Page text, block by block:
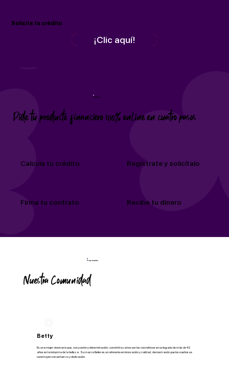
Solicita tu crédito
¡Clic aquí!
Solicita tu crédito
¡Clic aquí!
Calcula tu crédito Regístrate y solicítalo
Firma tu contrato Recibe tu dinero
Créditos
Pide tu producto financiero 100% online en cuatro pasos
Empresarias
Nuestra Comunidad
Betty
Es una mujer visionaria que, con pasión y determinación, convirtió su amor por los cosméticos en un legado de más de 42
años en la industria de la belleza. Su marca Belier es un referente en innovación y calidad, demostrando que los sueños se
construyen con esfuerzo y dedicación.